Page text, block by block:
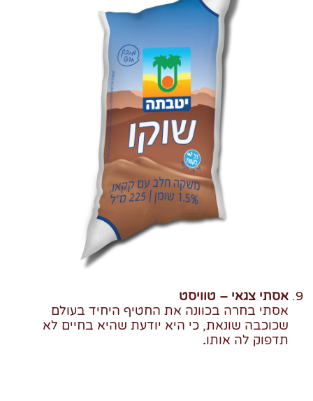
אסתי צגאי – טוויסט
אסתי בחרה בכוונה את החטיף היחיד בעולם
שכוכבה שונאת, כי היא יודעת שהיא בחיים לא
תדפוק לה אותו.